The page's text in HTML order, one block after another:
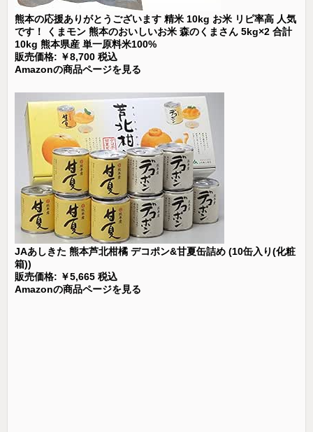
熊本の応援ありがとうございます 精米 10kg お米 リピ率高 人気
です！ くまモン 熊本のおいしいお米 森のくまさん 5kg×2 合計
10kg 熊本県産 単一原料米100%
販売価格: ￥8,700 税込
Amazonの商品ページを見る
JAあしきた 熊本芦北柑橘 デコポン&甘夏缶詰め (10缶入り(化粧
箱))
販売価格: ￥5,665 税込
Amazonの商品ページを見る